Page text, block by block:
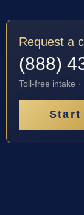
Request a
(888)
Toll-free intake
Start